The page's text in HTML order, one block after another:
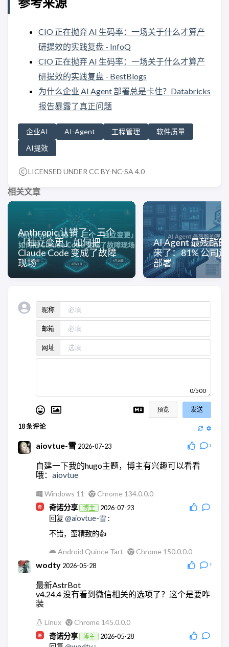
CIO 正在抛弃 AI 生码率：一场关于什么才算产
研提效的实践复盘 - InfoQ
CIO 正在抛弃 AI 生码率：一场关于什么才算产
研提效的实践复盘 - BestBlogs
为什么企业 AI Agent 部署总是卡住？Databricks
报告暴露了真正问题
企业AI AI-Agent 工程管理
软件质量
AI提效
LICENSED UNDER CC BY-NC-SA 4.0
相关文章
Anthropic 认错了：三个
「独立变更」如何把
Claude Code 变成了故障
现场
AI Agent 最残酷
来了：81% 公司
部署
昵称
邮箱
网址
0/500
预览 发送
18条评论
aiovtue-雪 2026-07-23 1
自建一下我的hugo主题，博主有兴趣可以看看
哦： aiovtue
Windows 11
Chrome 134.0.0.0
奇诺分享
博主 2026-07-23
回复 @aiovtue-雪 :
不错，蛮精致的👍
Android Quince Tart Chrome 150.0.0.0
wodty 2026-05-28 9
最新AstrBot
v4.24.4 没有看到微信相关的选项了？这个是要咋
装
Linux
Chrome 145.0.0.0
奇诺分享
博主 2026-05-28